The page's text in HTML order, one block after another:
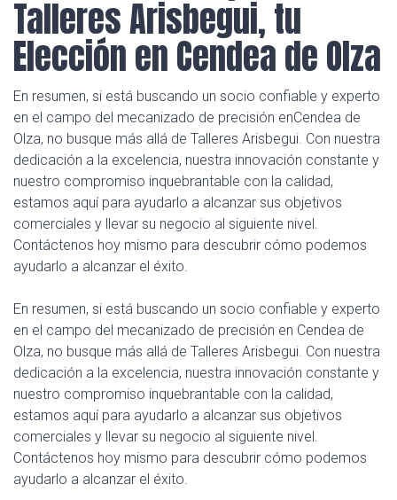
Talleres Arisbegui, tu
Elección en Cendea de Olza
En resumen, si está buscando un socio confiable y experto
en el campo del mecanizado de precisión enCendea de
Olza, no busque más allá de Talleres Arisbegui. Con nuestra
dedicación a la excelencia, nuestra innovación constante y
nuestro compromiso inquebrantable con la calidad,
estamos aquí para ayudarlo a alcanzar sus objetivos
comerciales y llevar su negocio al siguiente nivel.
Contáctenos hoy mismo para descubrir cómo podemos
ayudarlo a alcanzar el éxito.
En resumen, si está buscando un socio confiable y experto
en el campo del mecanizado de precisión en Cendea de
Olza, no busque más allá de Talleres Arisbegui. Con nuestra
dedicación a la excelencia, nuestra innovación constante y
nuestro compromiso inquebrantable con la calidad,
estamos aquí para ayudarlo a alcanzar sus objetivos
comerciales y llevar su negocio al siguiente nivel.
Contáctenos hoy mismo para descubrir cómo podemos
ayudarlo a alcanzar el éxito.